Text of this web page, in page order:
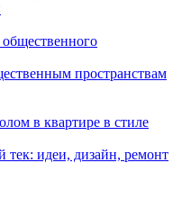
пространствам
тек: идеи, дизайн, ремонт